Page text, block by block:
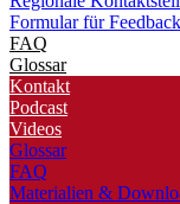
Formular für
FAQ
Glossar
Kontakt
Podcast
Videos
Glossar
FAQ
Materialien &